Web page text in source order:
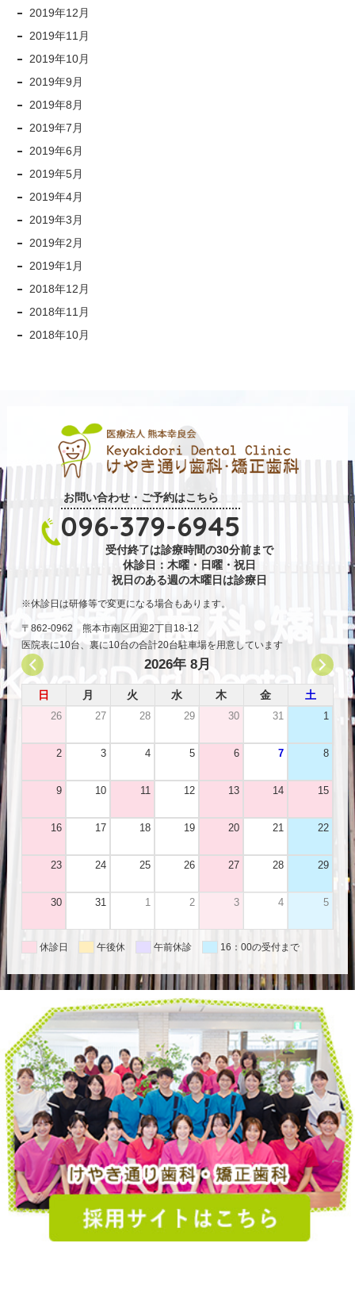
2019年12月
2019年11月
2019年10月
2019年9月
2019年8月
2019年7月
2019年6月
2019年5月
2019年4月
2019年3月
2019年2月
2019年1月
2018年12月
2018年11月
2018年10月
お問い合わせ・ご予約はこちら
096-379-6945
受付終了は診療時間の30分前まで
休診日：木曜・日曜・祝日
祝日のある週の木曜日は診療日
休診日は研修等で変更になる場合もあります。
〒862-0962 熊本市南区田迎2丁目18-12
医院表に10台、裏に10台の合計20台駐車場を用意しています
2026年 8月
日 月 火 水 木 金 土
26 27 28 29 30 31 1
2 3 4 5 6 7 8
9 10 11 12 13 14 15
16 17 18 19 20 21 22
23 24 25 26 27 28 29
30 31 1 2 3 4 5
休診日 午後休 午前休診 16：00の受付まで